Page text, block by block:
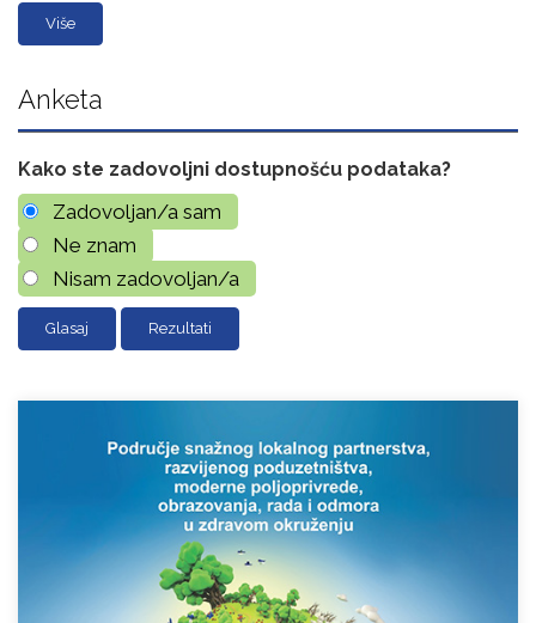
Više
Anketa
Kako ste zadovoljni dostupnošću podataka?
Zadovoljan/a sam
Ne znam
Nisam zadovoljan/a
Rezultati